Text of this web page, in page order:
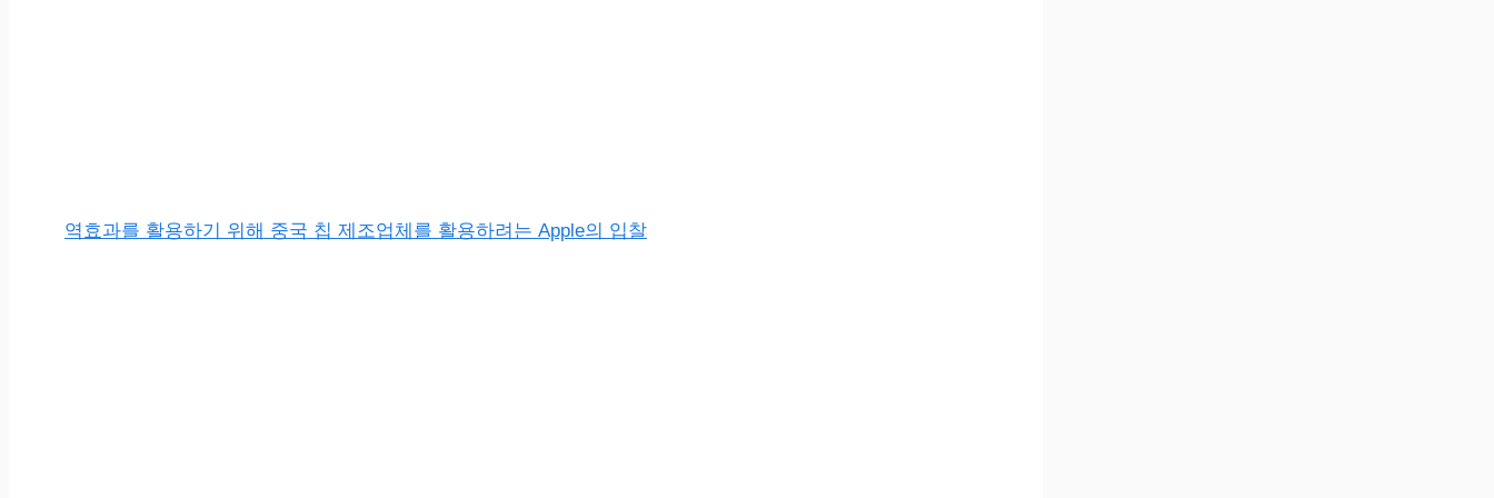
역효과를 활용하기 위해 중국 칩 제조업체를 활용하려는 Apple의 입찰